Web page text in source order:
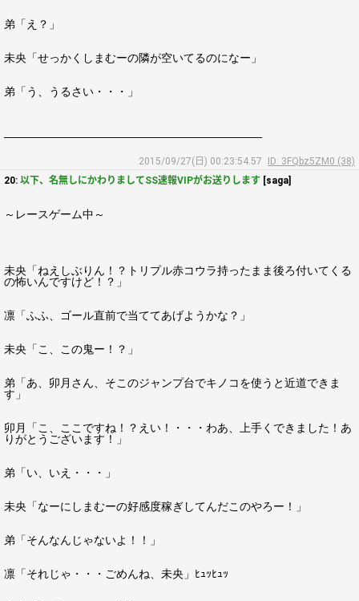
弟「え？」
未央「せっかくしまむーの隣が空いてるのになー」
弟「う、うるさい・・・」
―――――――――――――――――――――――
2015/09/27(日) 00:23:54.57
ID: 3FQbz5ZM0 (38)
20: 以下、名無しにかわりましてSS速報VIPがお送りします [saga]
～レースゲーム中～
未央「ねえしぶりん！？トリプル赤コウラ持ったまま後ろ付いてくる
の怖いんですけど！？」
凛「ふふ、ゴール直前で当ててあげようかな？」
未央「こ、この鬼ー！？」
弟「あ、卯月さん、そこのジャンプ台でキノコを使うと近道できま
す」
卯月「こ、ここですね！？えい！・・・わあ、上手くできました！あ
りがとうございます！」
弟「い、いえ・・・」
未央「なーにしまむーの好感度稼ぎしてんだこのやろー！」
弟「そんなんじゃないよ！！」
凛「それじゃ・・・ごめんね、未央」ﾋｭｯﾋｭｯ